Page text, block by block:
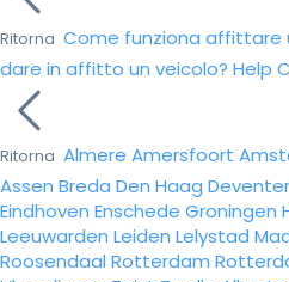
Ritorna Come funziona affittare
dare in affitto un veicolo? Help
Ritorna Almere Amersfoort
Assen Breda Den Haag Deventer
Eindhoven Enschede Groningen
Leeuwarden Leiden Lelystad
Roosendaal Rotterdam